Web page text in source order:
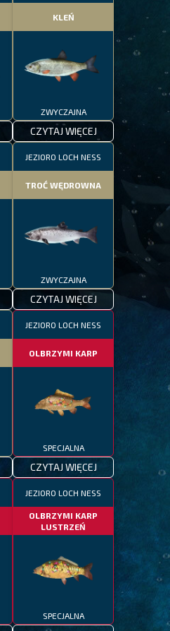
KLEŃ
ZWYCZAJNA
CZYTAJ WIĘCEJ
JEZIORO LOCH NESS
TROĆ WĘDROWNA
ZWYCZAJNA
CZYTAJ WIĘCEJ
JEZIORO LOCH NESS
OLBRZYMI KARP
SPECJALNA
CZYTAJ WIĘCEJ
JEZIORO LOCH NESS
OLBRZYMI KARP
LUSTRZEŃ
SPECJALNA